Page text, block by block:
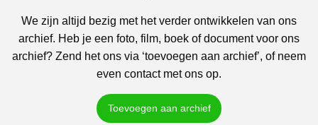
We zijn altijd bezig met het verder ontwikkelen van ons
archief. Heb je een foto, film, boek of document voor ons
archief? Zend het ons via ‘toevoegen aan archief’, of neem
even contact met ons op.
Toevoegen aan archief